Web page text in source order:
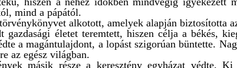
mind a pápától.
alkotott, amelyek alapján biztosította
gazdasági életet teremtett, hiszen célja a békés,
a magántulajdont, a lopást szigorúan büntette.
az egész világban.
másik része a keresztény egyházat védte.